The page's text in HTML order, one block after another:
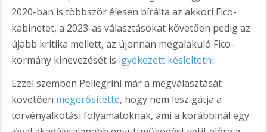
2020-ban is többször élesen bírálta az akkori Fico-
kabinetet, a 2023-as választásokat követően pedig az
újabb kritika mellett, az újonnan megalakuló Fico-
kormány kinevezését is igyekezett késleltetni.
Ezzel szemben Pellegrini már a megválasztását
követően megerősítette, hogy nem lesz gátja a
törvényalkotási folyamatoknak, ami a korábbinál egy